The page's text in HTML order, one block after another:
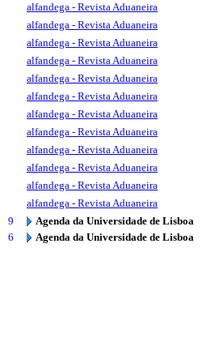
alfandega - Revista Aduaneira
alfandega - Revista Aduaneira
alfandega - Revista Aduaneira
alfandega - Revista Aduaneira
alfandega - Revista Aduaneira
alfandega - Revista Aduaneira
alfandega - Revista Aduaneira
alfandega - Revista Aduaneira
alfandega - Revista Aduaneira
alfandega - Revista Aduaneira
alfandega - Revista Aduaneira
alfandega - Revista Aduaneira
9
Agenda da Universidade de Lisboa
6
Agenda da Universidade de Lisboa